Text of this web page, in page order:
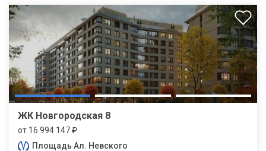
ЖК Новгородская 8
от 16 994 147 ₽
Площадь Ал. Невского